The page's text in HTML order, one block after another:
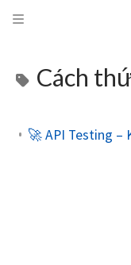
Cách